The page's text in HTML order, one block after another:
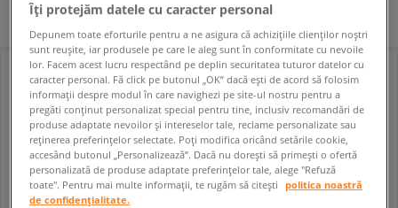
Niciun filtru selectat
Îți protejăm datele cu caracter personal
Depunem toate eforturile pentru a ne asigura că achizițiile clienților noștri
sunt reușite, iar produsele pe care le aleg sunt în conformitate cu nevoile
lor. Facem acest lucru respectând pe deplin securitatea tuturor datelor cu
caracter personal. Fă click pe butonul „OK” dacă ești de acord să folosim
informații despre modul în care navighezi pe site-ul nostru pentru a
pregăti conținut personalizat special pentru tine, inclusiv recomandări de
produse adaptate nevoilor și intereselor tale, reclame personalizate sau
reținerea preferințelor selectate. Poți modifica oricând setările cookie,
accesând butonul „Personalizează”. Dacă nu dorești să primești o ofertă
personalizată de produse adaptate preferințelor tale, alege "Refuză
toate". Pentru mai multe informații, te rugăm să citești
politica noastră
de confidențialitate.